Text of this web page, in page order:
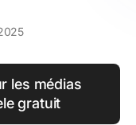
les médias
gratuit